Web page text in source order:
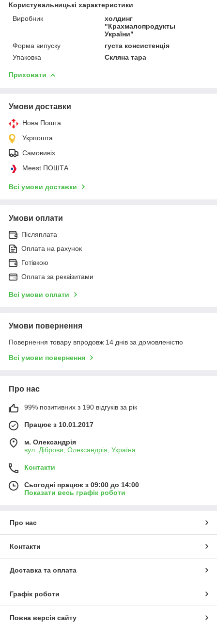
Користувальницькі характеристики
Виробник
холдинг
"Крахмалопродукты
України"
Форма випуску
густа консистенція
Упаковка
Скляна тара
Приховати
Умови доставки
Нова Пошта
Укрпошта
Самовивіз
Meest ПОШТА
Всі умови доставки
Умови оплати
Післяплата
Оплата на рахунок
Готівкою
Оплата за реквізитами
Всі умови оплати
Умови повернення
Повернення товару впродовж 14 днів за домовленістю
Всі умови повернення
Про нас
99% позитивних з 190 відгуків за рік
Працює з 10.01.2017
м. Олександрія
вул. Діброви, Олександрія, Україна
Контакти
Сьогодні працює з 09:00 до 14:00
Показати весь графік роботи
Про нас
Контакти
Доставка та оплата
Графік роботи
Повна версія сайту